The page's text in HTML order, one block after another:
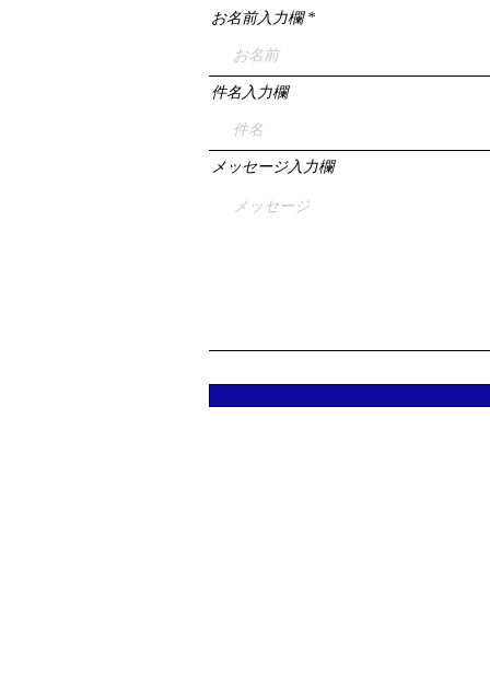
お名前入力欄
件名入力欄
メッセージ入力欄